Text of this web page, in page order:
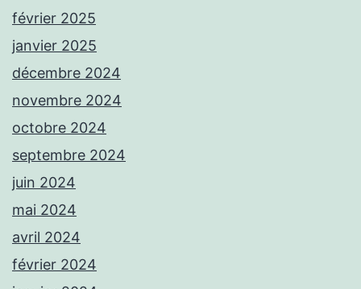
février 2025
janvier 2025
décembre 2024
novembre 2024
octobre 2024
septembre 2024
juin 2024
mai 2024
avril 2024
février 2024